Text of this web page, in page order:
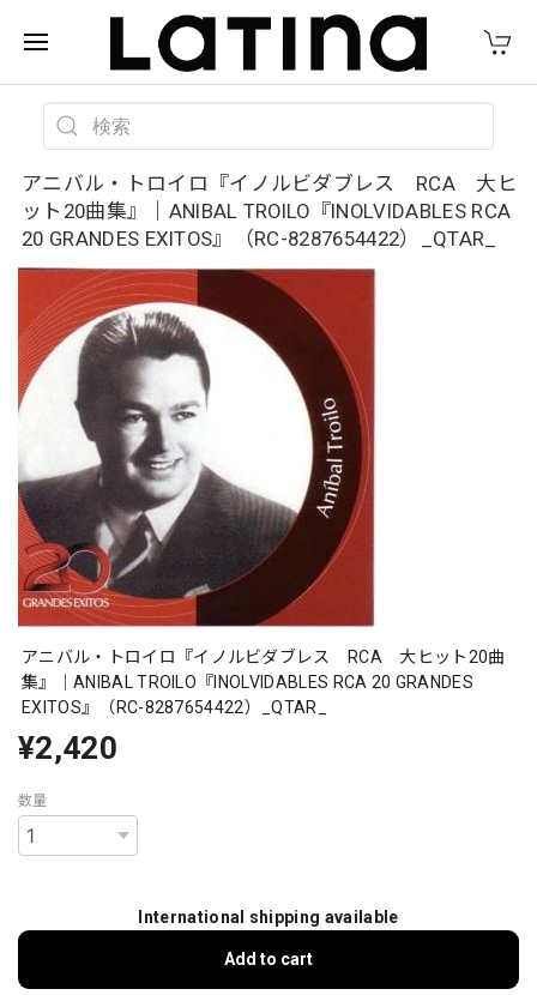
アニバル・トロイロ『イノルビダブレス RCA 大ヒ
ット20曲集』｜ANIBAL TROILO『INOLVIDABLES RCA
20 GRANDES EXITOS』（RC-8287654422）_QTAR_
アニバル・トロイロ『イノルビダブレス RCA 大ヒット20曲
集』｜ANIBAL TROILO『INOLVIDABLES RCA 20 GRANDES
EXITOS』（RC-8287654422）_QTAR_
¥2,420
数量
International shipping available
Add to cart